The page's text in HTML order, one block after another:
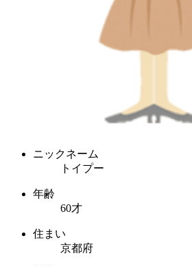
ニックネーム
トイプー
年齢
60才
住まい
京都府